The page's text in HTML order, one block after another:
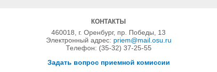
КОНТАКТЫ
460018, г. Оренбург, пр. Победы, 13
Электронный адрес: priem@mail.osu.ru
Телефон: (35-32) 37-25-55
Задать вопрос приемной комиссии